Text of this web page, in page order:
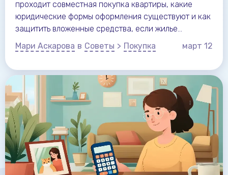
проходит совместная покупка квартиры, какие
юридические формы оформления существуют и как
защитить вложенные средства, если жилье
приобретается вне брака.
Мари Аскарова в Советы > Покупка март 12